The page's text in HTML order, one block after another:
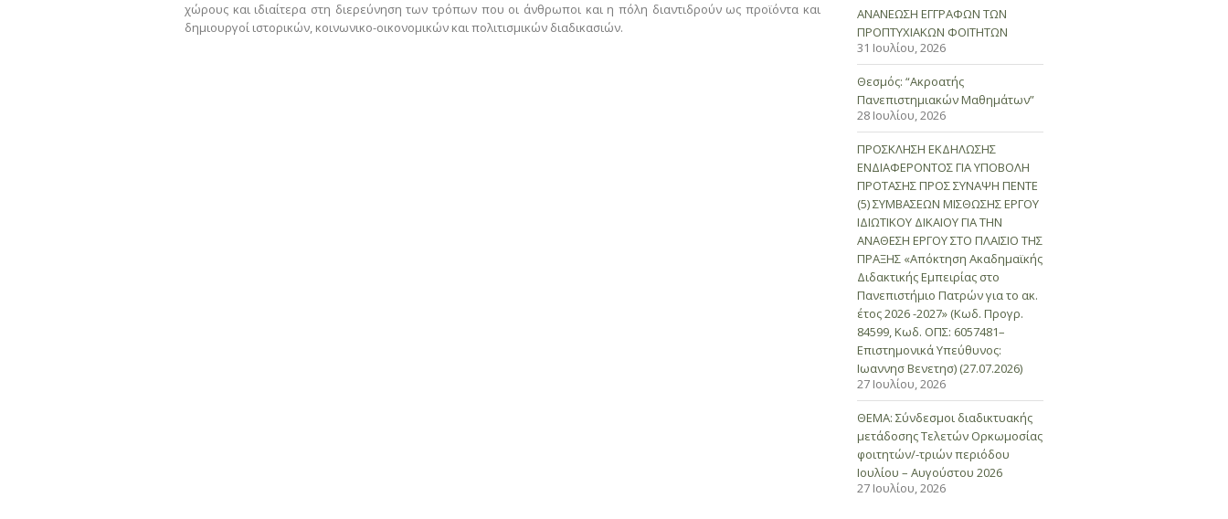
χώρους και ιδιαίτερα στη διερεύνηση των τρόπων που οι άνθρωποι και η πόλη διαντιδρούν ως προϊόντα και
δημιουργοί ιστορικών, κοινωνικο-οικονομικών και πολιτισμικών διαδικασιών.
ΑΝΑΝΕΩΣΗ ΕΓΓΡΑΦΩΝ ΤΩΝ
ΠΡΟΠΤΥΧΙΑΚΩΝ ΦΟΙΤΗΤΩΝ
31 Ιουλίου, 2026
Θεσμός: “Ακροατής
Πανεπιστημιακών Μαθημάτων”
28 Ιουλίου, 2026
ΠΡΟΣΚΛΗΣΗ ΕΚΔΗΛΩΣΗΣ
ΕΝΔΙΑΦΕΡΟΝΤΟΣ ΓΙΑ ΥΠΟΒΟΛΗ
ΠΡΟΤΑΣΗΣ ΠΡΟΣ ΣΥΝΑΨΗ ΠΕΝΤΕ
(5) ΣΥΜΒΑΣΕΩΝ ΜΙΣΘΩΣΗΣ ΕΡΓΟΥ
ΙΔΙΩΤΙΚΟΥ ΔΙΚΑΙΟΥ ΓΙΑ ΤΗΝ
ΑΝΑΘΕΣΗ ΕΡΓΟΥ ΣΤΟ ΠΛΑΙΣΙΟ ΤΗΣ
ΠΡΑΞΗΣ «Απόκτηση Ακαδημαϊκής
Διδακτικής Εμπειρίας στο
Πανεπιστήμιο Πατρών για το ακ.
έτος 2026 -2027» (Κωδ. Προγρ.
84599, Κωδ. ΟΠΣ: 6057481–
Επιστημονικά Υπεύθυνος:
Ιωαννησ Βενετησ) (27.07.2026)
27 Ιουλίου, 2026
ΘΕΜΑ: Σύνδεσμοι διαδικτυακής
μετάδοσης Τελετών Ορκωμοσίας
φοιτητών/-τριών περιόδου
Ιουλίου – Αυγούστου 2026
27 Ιουλίου, 2026